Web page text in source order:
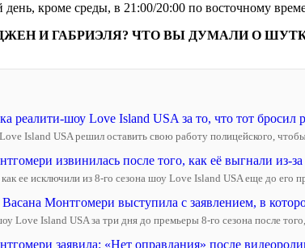
кроме среды, в 21:00/20:00 по восточному
И ГАБРИЭЛЯ? ЧТО ВЫ ДУМАЛИ О
реалити-шоу Love Island USA за то, что тот бросил
Island USA решил оставить свою работу полицейского,
извинилась после того, как её выгнали из-
ее исключили из 8-го сезона шоу Love Island USA еще до его
Монтгомери выступила с заявлением, в
Island USA за три дня до премьеры 8-го сезона после того,
заявила: «Нет оправдания» после